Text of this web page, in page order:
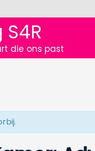
die ons past